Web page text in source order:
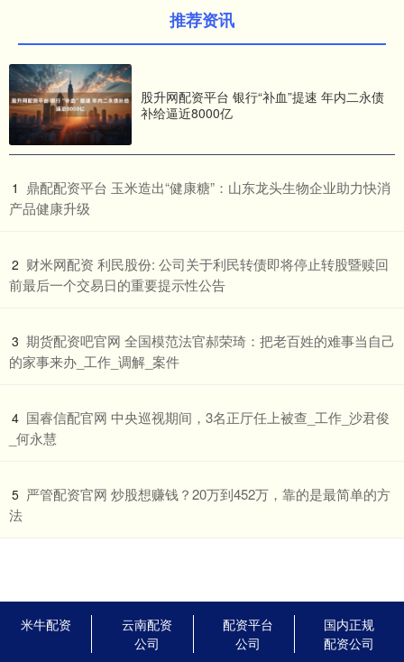
推荐资讯
股升网配资平台 银行“补血”提速 年内二永债
补给逼近8000亿
1 ​鼎配配资平台 玉米造出“健康糖”：山东龙头生物企业助力快消
产品健康升级
2 ​财米网配资 利民股份: 公司关于利民转债即将停止转股暨赎回
前最后一个交易日的重要提示性公告
3 ​期货配资吧官网 全国模范法官郝荣琦：把老百姓的难事当自己
的家事来办_工作_调解_案件
4 ​国睿信配官网 中央巡视期间，3名正厅任上被查_工作_沙君俊
_何永慧
5 ​严管配资官网 炒股想赚钱？20万到452万，靠的是最简单的方
法
米牛配资
云南配资
公司
配资平台
公司
国内正规
配资公司